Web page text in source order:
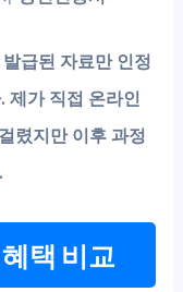
급된 자료만 인정
제가 직접 온라인
렸지만 이후 과정
택 비교